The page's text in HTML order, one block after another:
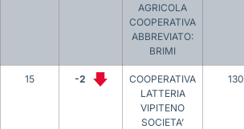
AGRICOLA
COOPERATIVA
ABBREVIATO:
BRIMI
15 -2
COOPERATIVA
LATTERIA
VIPITENO
SOCIETA’
130